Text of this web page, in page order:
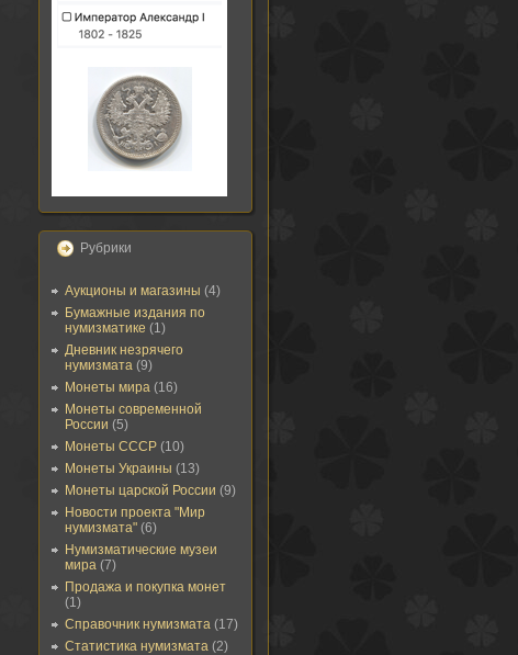
Рубрики
Аукционы и магазины (4)
Бумажные издания по
нумизматике (1)
Дневник незрячего
нумизмата (9)
Монеты мира (16)
Монеты современной
России (5)
Монеты СССР (10)
Монеты Украины (13)
Монеты царской России (9)
Новости проекта "Мир
нумизмата" (6)
Нумизматические музеи
мира (7)
Продажа и покупка монет
(1)
Справочник нумизмата (17)
Статистика нумизмата (2)